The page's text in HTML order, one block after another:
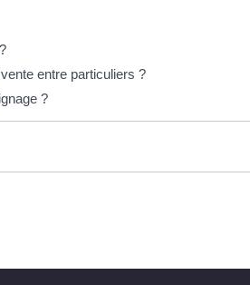
entre particuliers ?
?